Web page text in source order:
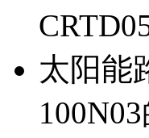
太阳能